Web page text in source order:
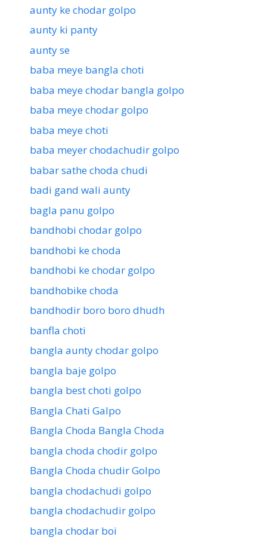
aunty ke chodar golpo
aunty ki panty
aunty se
baba meye bangla choti
baba meye chodar bangla golpo
baba meye chodar golpo
baba meye choti
baba meyer chodachudir golpo
babar sathe choda chudi
badi gand wali aunty
bagla panu golpo
bandhobi chodar golpo
bandhobi ke choda
bandhobi ke chodar golpo
bandhobike choda
bandhodir boro boro dhudh
banfla choti
bangla aunty chodar golpo
bangla baje golpo
bangla best choti golpo
Bangla Chati Galpo
Bangla Choda Bangla Choda
bangla choda chodir golpo
Bangla Choda chudir Golpo
bangla chodachudi golpo
bangla chodachudir golpo
bangla chodar boi